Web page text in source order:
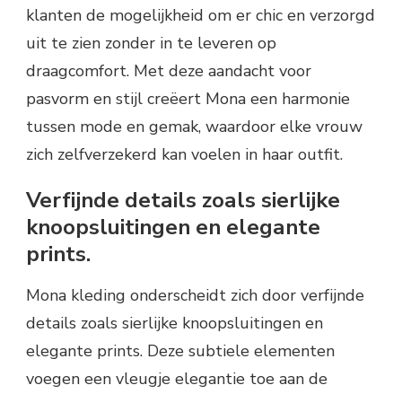
klanten de mogelijkheid om er chic en verzorgd
uit te zien zonder in te leveren op
draagcomfort. Met deze aandacht voor
pasvorm en stijl creëert Mona een harmonie
tussen mode en gemak, waardoor elke vrouw
zich zelfverzekerd kan voelen in haar outfit.
Verfijnde details zoals sierlijke
knoopsluitingen en elegante
prints.
Mona kleding onderscheidt zich door verfijnde
details zoals sierlijke knoopsluitingen en
elegante prints. Deze subtiele elementen
voegen een vleugje elegantie toe aan de